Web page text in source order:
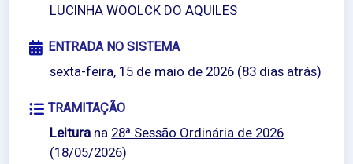
LUCINHA WOOLCK DO AQUILES
ENTRADA NO SISTEMA
sexta-feira, 15 de maio de 2026 (83 dias atrás)
TRAMITAÇÃO
Leitura na28ª Sessão Ordinária de 2026
(18/05/2026)